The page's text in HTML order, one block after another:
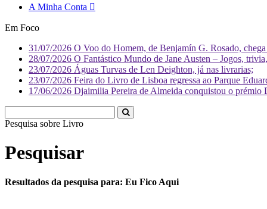
A Minha Conta
Em Foco
31/07/2026 O Voo do Homem, de Benjamín G. Rosado,
28/07/2026 O Fantástico Mundo de Jane Austen – Jogos,
23/07/2026 Águas Turvas de Len Deighton, já nas livrarias;
23/07/2026 Feira do Livro de Lisboa regressa ao Parque
17/06/2026 Djaimilia Pereira de Almeida conquistou o
Pesquisa sobre Liv
Pesquisar
Resultados da pesquisa para: Eu Fico Aqui